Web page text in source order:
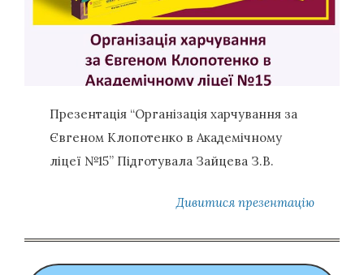
Презентація “Організація харчування за
Євгеном Клопотенко в Академічному
ліцеї №15” Підготувала Зайцева З.В.
Дивитися презентацію